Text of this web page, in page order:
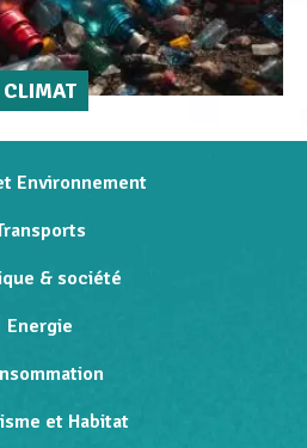
CLIMAT
Environnement
& société
Energie
et Habitat